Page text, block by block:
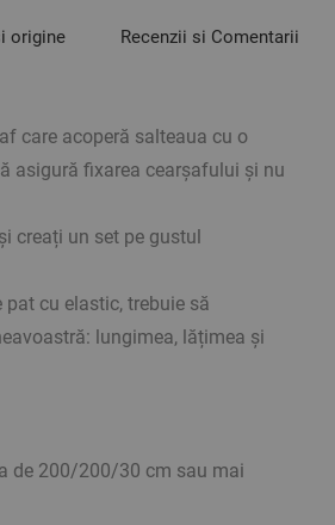
care acoperă salteaua cu o
asigură fixarea cearșafului și nu
creați un set pe gustul
cu elastic, trebuie să
lungimea, lățimea și
de 200/200/30 cm sau mai
origine Recenzii si Comentarii